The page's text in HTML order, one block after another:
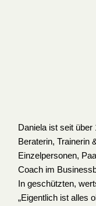
Daniela ist seit
Beraterin, Trainerin
Einzelpersonen,
Coach im
In geschützten,
„Eigentlich ist alles